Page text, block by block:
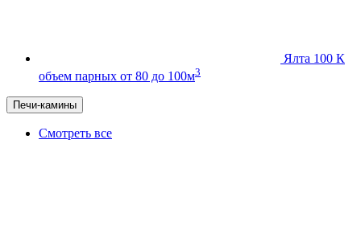
Ялта 100 К
объем парных от 80 до 100м3
Печи-камины
Смотреть все